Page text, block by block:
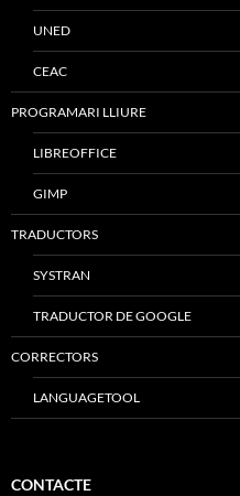
UNED
CEAC
PROGRAMARI LLIURE
LIBREOFFICE
GIMP
TRADUCTORS
SYSTRAN
TRADUCTOR DE GOOGLE
CORRECTORS
LANGUAGETOOL
CONTACTE